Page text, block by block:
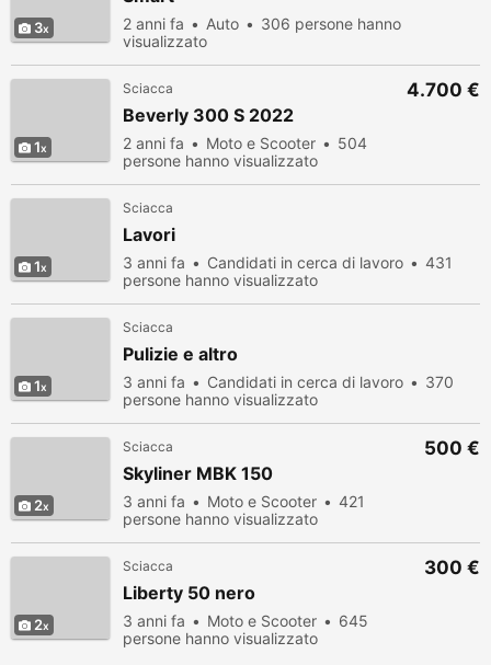
3 2 anni fa Auto
306 persone hanno
visualizzato
1
Sciacca
Beverly 300 S 2022
2 anni fa Moto e Scooter
504
persone hanno visualizzato
4.700 €
1
Sciacca
Lavori
3 anni fa Candidati in cerca di lavoro
431
persone hanno visualizzato
1
Sciacca
Pulizie e altro
3 anni fa Candidati in cerca di lavoro
370
persone hanno visualizzato
2
Sciacca
Skyliner MBK 150
3 anni fa Moto e Scooter
421
persone hanno visualizzato
500 €
2
Sciacca
Liberty 50 nero
3 anni fa Moto e Scooter
645
persone hanno visualizzato
300 €